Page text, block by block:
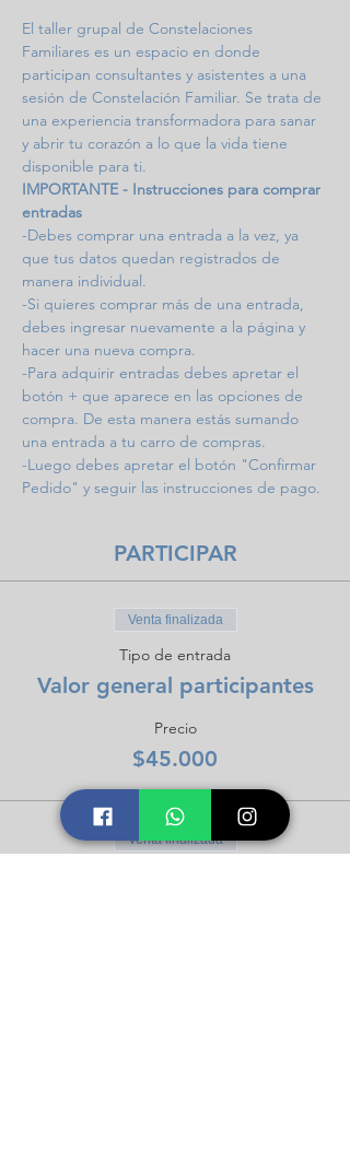
El taller grupal de Constelaciones
Familiares es un espacio en donde
participan consultantes y asistentes a una
sesión de Constelación Familiar. Se trata de
una experiencia transformadora para sanar
y abrir tu corazón a lo que la vida tiene
disponible para ti.
IMPORTANTE - Instrucciones para comprar
entradas
-Debes comprar una entrada a la vez, ya
que tus datos quedan registrados de
manera individual.
-Si quieres comprar más de una entrada,
debes ingresar nuevamente a la página y
hacer una nueva compra.
-Para adquirir entradas debes apretar el
botón + que aparece en las opciones de
compra. De esta manera estás sumando
una entrada a tu carro de compras.
-Luego debes apretar el botón "Confirmar
Pedido" y seguir las instrucciones de pago.
PARTICIPAR
Venta finalizada
Tipo de entrada
Valor general participantes
Precio
$45.000
Venta finalizada